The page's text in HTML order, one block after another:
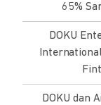
65%
DOKU
DOKU dan